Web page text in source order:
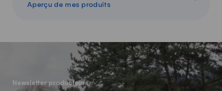
Aperçu de mes produits
Newsletter producteurs